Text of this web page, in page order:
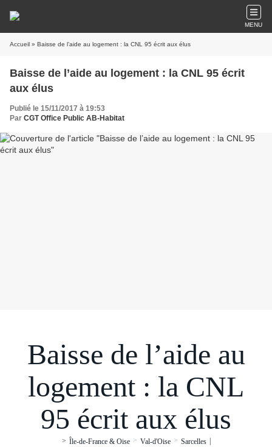
MENU
Accueil » Baisse de l’aide au logement : la CNL 95 écrit aux élus
Baisse de l’aide au logement : la CNL 95 écrit
aux élus
Publié le 15/11/2017 à 19:53
Par CGT Office Public AB-Habitat
Baisse de l’aide au
logement : la CNL
95 écrit aux élus
> Île-de-France & Oise > Val-d'Oise > Sarcelles |